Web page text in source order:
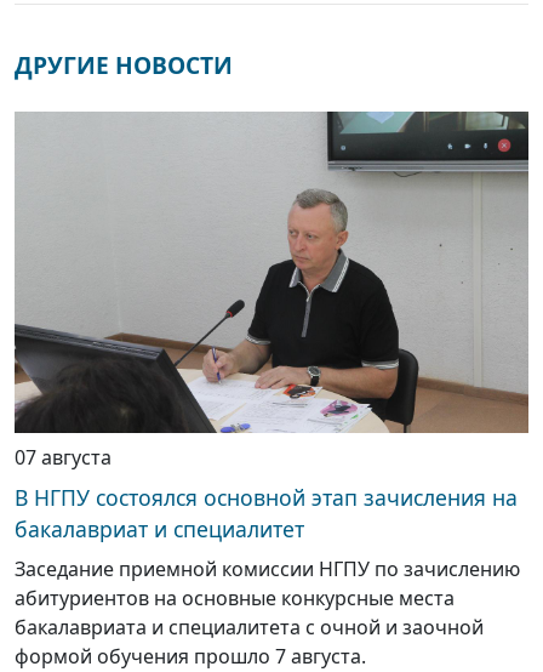
ДРУГИЕ НОВОСТИ
07 августа
В НГПУ состоялся основной этап зачисления на
бакалавриат и специалитет
Заседание приемной комиссии НГПУ по зачислению
абитуриентов на основные конкурсные места
бакалавриата и специалитета с очной и заочной
формой обучения прошло 7 августа.